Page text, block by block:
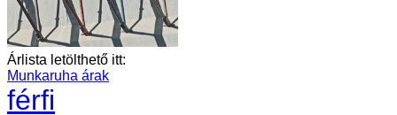
Árlista letölthető itt:
Munkaruha árak
férfi